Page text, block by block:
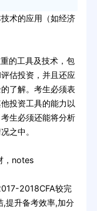
术的应用（如经济
的工具及技术，包
估投资，并且还应
了解。考生必须表
投资工具的能力以
生必须还能将分析
之中。
，notes
2018CFA较完
,提升备考效率,加分